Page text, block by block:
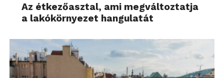
Az étkezőasztal, ami megváltoztatja
a lakókörnyezet hangulatát